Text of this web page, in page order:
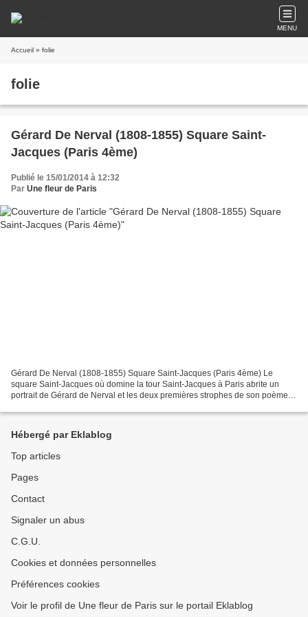
MENU
Accueil » folie
folie
Gérard De Nerval (1808-1855) Square Saint-
Jacques (Paris 4ème)
Publié le 15/01/2014 à 12:32
Par Une fleur de Paris
Gérard De Nerval (1808-1855) Square Saint-Jacques (Paris 4ème) Le
square Saint-Jacques où domine la tour Saint-Jacques à Paris abrite un
portrait de Gérard de Nerval et les deux premières strophes de son poème
Hébergé par Eklablog
Top articles
Pages
Contact
Signaler un abus
C.G.U.
Cookies et données personnelles
Préférences cookies
Voir le profil de Une fleur de Paris sur le portail Eklablog